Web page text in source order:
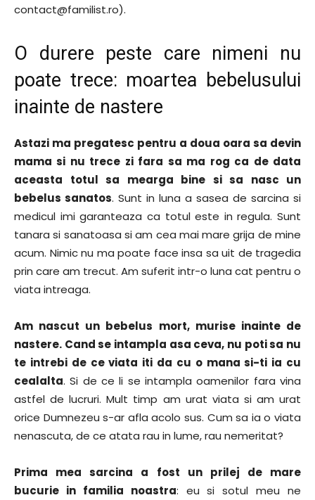
contact@familist.ro).
O durere peste care nimeni nu
poate trece: moartea bebelusului
inainte de nastere
Astazi ma pregatesc pentru a doua oara sa devin
mama si nu trece zi fara sa ma rog ca de data
aceasta totul sa mearga bine si sa nasc un
bebelus sanatos. Sunt in luna a sasea de sarcina si
medicul imi garanteaza ca totul este in regula. Sunt
tanara si sanatoasa si am cea mai mare grija de mine
acum. Nimic nu ma poate face insa sa uit de tragedia
prin care am trecut. Am suferit intr-o luna cat pentru o
viata intreaga.
Am nascut un bebelus mort, murise inainte de
nastere. Cand se intampla asa ceva, nu poti sa nu
te intrebi de ce viata iti da cu o mana si-ti ia cu
cealalta. Si de ce li se intampla oamenilor fara vina
astfel de lucruri. Mult timp am urat viata si am urat
orice Dumnezeu s-ar afla acolo sus. Cum sa ia o viata
nenascuta, de ce atata rau in lume, rau nemeritat?
Prima mea sarcina a fost un prilej de mare
bucurie in familia noastra: eu si sotul meu ne